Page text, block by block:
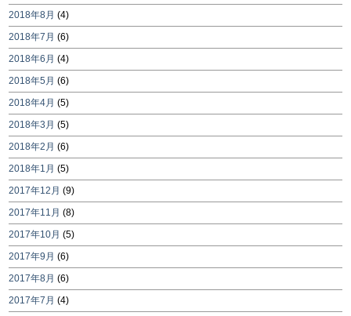
2018年8月 (4)
2018年7月 (6)
2018年6月 (4)
2018年5月 (6)
2018年4月 (5)
2018年3月 (5)
2018年2月 (6)
2018年1月 (5)
2017年12月 (9)
2017年11月 (8)
2017年10月 (5)
2017年9月 (6)
2017年8月 (6)
2017年7月 (4)